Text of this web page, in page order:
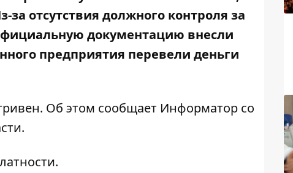
отсутствия должного контроля за
документацию внесли
предприятия перевели деньги
Об этом сообщает Информатор со
.